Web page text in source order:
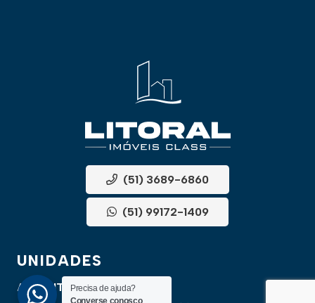
(51) 3689-6860
(51) 99172-1409
UNIDADES
ATLÂNTIDAPrecisa de ajuda?
Converse conosco